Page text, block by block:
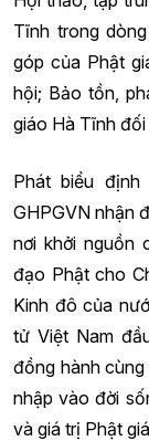
Tĩnh trong
góp của Phật
hội; Bảo tồn,
giáo Hà Tĩnh
Phát biểu
GHPGVN nhận
nơi khởi nguồn
đạo Phật cho
Kinh đô của
tử Việt Nam
đồng hành
nhập vào đời
và giá trị Phật